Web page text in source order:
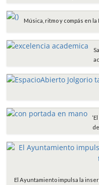
Música, ritmo y compás en
El Ayuntamiento impulsa la